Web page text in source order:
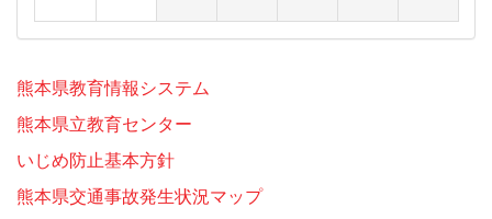
熊本県教育情報システム
熊本県立教育センター
いじめ防止基本方針
熊本県交通事故発生状況マップ